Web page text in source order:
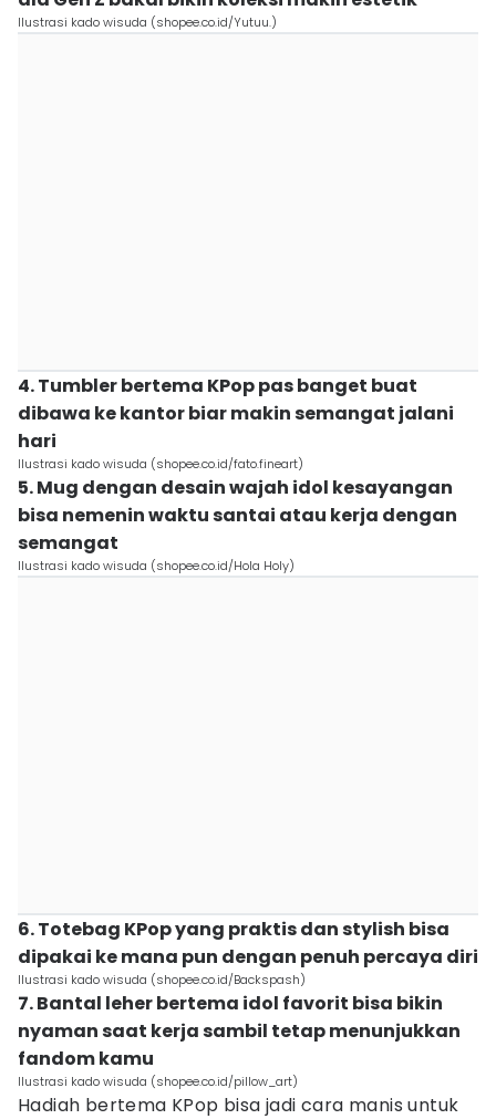
Ilustrasi kado wisuda (shopee.co.id/Yutuu.)
4. Tumbler bertema KPop pas banget buat
dibawa ke kantor biar makin semangat jalani
hari
Ilustrasi kado wisuda (shopee.co.id/fato.fineart)
5. Mug dengan desain wajah idol kesayangan
bisa nemenin waktu santai atau kerja dengan
semangat
Ilustrasi kado wisuda (shopee.co.id/Hola Holy)
6. Totebag KPop yang praktis dan stylish bisa
dipakai ke mana pun dengan penuh percaya diri
Ilustrasi kado wisuda (shopee.co.id/Backspash)
7. Bantal leher bertema idol favorit bisa bikin
nyaman saat kerja sambil tetap menunjukkan
fandom kamu
Ilustrasi kado wisuda (shopee.co.id/pillow_art)
Hadiah bertema KPop bisa jadi cara manis untuk